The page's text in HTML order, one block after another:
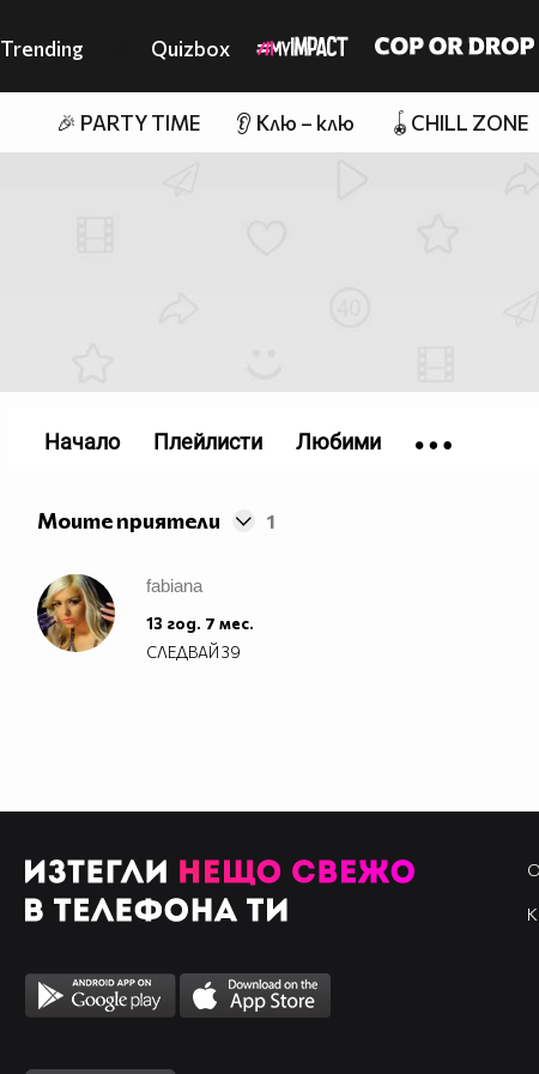
Trending Quizbox
🎉 PARTY TIME 👂 Клю – клю 🪀CHILL ZONE
Моите приятели 1
fabiana
13 год. 7 мес.
СЛЕДВАЙ39
Начало Плейлисти Любими